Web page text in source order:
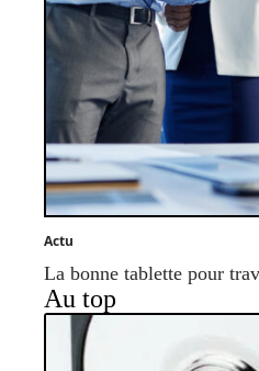
Actu
La bonne tablette pour
Au top